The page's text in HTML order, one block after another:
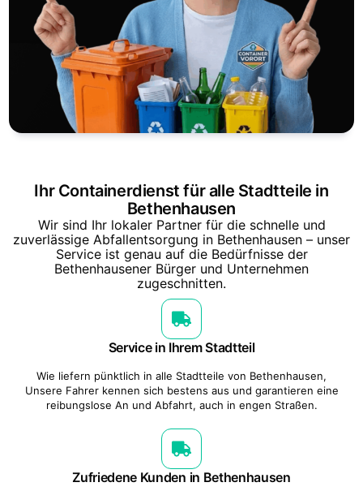
Ihr Containerdienst für alle Stadtteile in
Bethenhausen
Wir sind Ihr lokaler Partner für die schnelle und
zuverlässige Abfallentsorgung in Bethenhausen – unser
Service ist genau auf die Bedürfnisse der
Bethenhausener Bürger und Unternehmen
zugeschnitten.
Service in Ihrem Stadtteil
Wie liefern pünktlich in alle Stadtteile von Bethenhausen,
Unsere Fahrer kennen sich bestens aus und garantieren eine
reibungslose An und Abfahrt, auch in engen Straßen.
Zufriedene Kunden in Bethenhausen